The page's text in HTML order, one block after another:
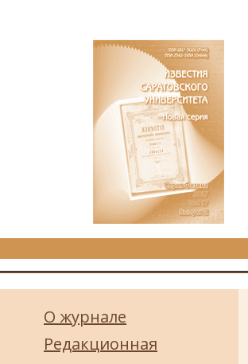
О журнале
Редакционная